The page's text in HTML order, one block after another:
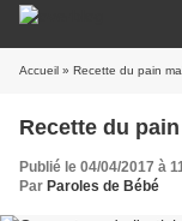
Accueil » Recette du pain
Recette du
Publié le 04/04/2017 à
Par Paroles de Bébé